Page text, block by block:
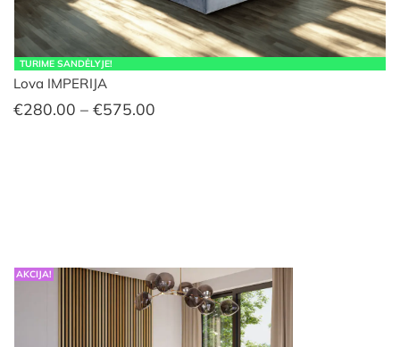
TURIME SANDĖLYJE!
Lova IMPERIJA
€280.00 – €575.00
AKCIJA!